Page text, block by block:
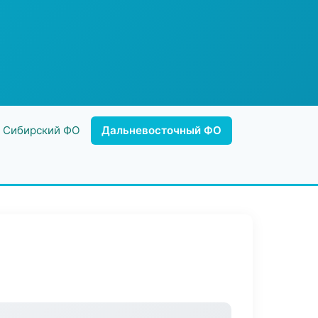
Сибирский ФО Дальневосточный ФО